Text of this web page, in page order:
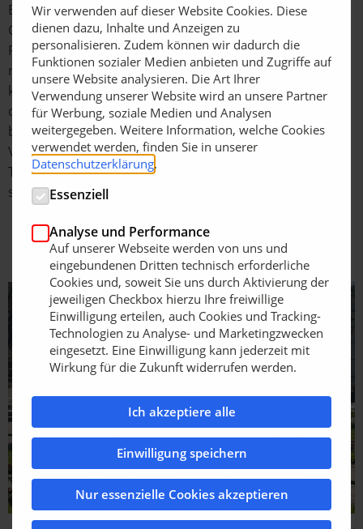
Bewässerung zu maximieren und die städtischen
Grünﬂächen nachhaltig zu unterstützen. In diesem
Rahmen werden die Bewässerungsstrategien
regelmäßig angepasst, um den sich ändernden
klimatischen Bedingungen gerecht zu werden. So trägt
die Technologie nicht nur zur Schonung von Ressourcen
bei, sondern auch zur langfristigen Sicherstellung der
Vitalität der Stadtbäume, die durch steigende
Temperaturen und Trockenheit besonders gefährdet
sind.
Wir verwenden auf dieser Website Cookies. Diese
dienen dazu, Inhalte und Anzeigen zu
personalisieren. Zudem können wir dadurch die
Funktionen sozialer Medien anbieten und Zugriffe auf
unsere Website analysieren. Die Art Ihrer
Verwendung unserer Website wird an unsere Partner
für Werbung, soziale Medien und Analysen
weitergegeben. Weitere Information, welche Cookies
verwendet werden, finden Sie in unserer
Datenschutzerklärung.
Essenziell
Analyse und Performance
Auf unserer Webseite werden von uns und
eingebundenen Dritten technisch erforderliche
Cookies und, soweit Sie uns durch Aktivierung der
jeweiligen Checkbox hierzu Ihre freiwillige
Einwilligung erteilen, auch Cookies und Tracking-
Technologien zu Analyse- und Marketingzwecken
eingesetzt. Eine Einwilligung kann jederzeit mit
Wirkung für die Zukunft widerrufen werden.
Ich akzeptiere alle
Einwilligung speichern
Nur essenzielle Cookies akzeptieren